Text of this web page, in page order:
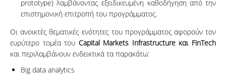
prototype) λαμβάνοντας εξειδικευμένη καθοδήγηση από την
επιστημονική επιτροπή του προγράμματος.
Οι ανοικτές θεματικές ενότητες του προγράμματος αφορούν τον
ευρύτερο τομέα του Capital Markets Infrastructure και FinTech
και περιλαμβάνουν ενδεικτικά τα παρακάτω:
Big data analytics